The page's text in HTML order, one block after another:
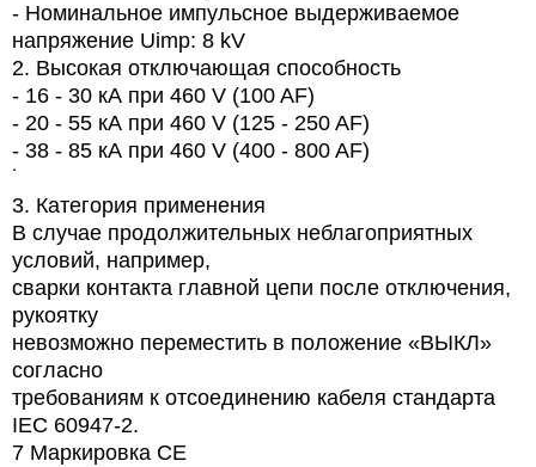
- Номинальное импульсное выдерживаемое
напряжение Uimp: 8 kV
2. Высокая отключающая способность
- 16 - 30 кА при 460 V (100 AF)
- 20 - 55 кА при 460 V (125 - 250 AF)
- 38 - 85 кА при 460 V (400 - 800 AF)
˙
3. Категория применения
В случае продолжительных неблагоприятных
условий, например,
сварки контакта главной цепи после отключения,
рукоятку
невозможно переместить в положение «ВЫКЛ»
согласно
требованиям к отсоединению кабеля стандарта
IEC 60947-2.
7 Маркировка СЕ